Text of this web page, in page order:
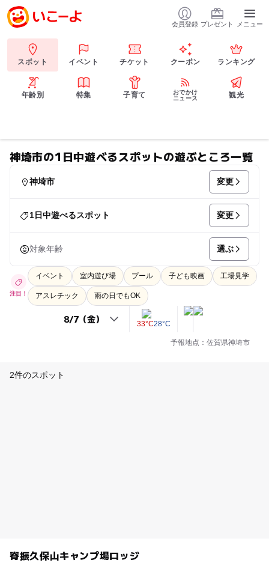
会員登録 プレゼント メニュー
スポット イベント チケット クーポン ランキング
年齢別 特集 子育て
おでかけ
ニュース
観光
神埼市の1日中遊べるスポットの遊ぶところ一覧
神埼市 変更
1日中遊べるスポット 変更
対象年齢 選ぶ
注目！
イベント 室内遊び場 プール 子ども映画 工場見学
アスレチック 雨の日でもOK
33°C28°C
予報地点：佐賀県神埼市
2件のスポット
脊振久保山キャンプ場ロッジ